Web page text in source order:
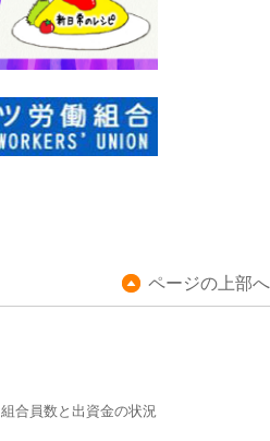
ページの上部へ
組合員数と出資金の状況